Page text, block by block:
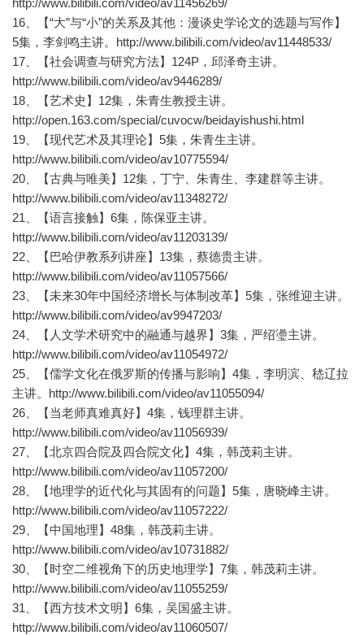
http://www.bilibili.com/video/av11456269/
16、【“大”与“小”的关系及其他：漫谈史学论文的选题与写作】
5集，李剑鸣主讲。http://www.bilibili.com/video/av11448533/
17、【社会调查与研究方法】124P，邱泽奇主讲。
http://www.bilibili.com/video/av9446289/
18、【艺术史】12集，朱青生教授主讲。
http://open.163.com/special/cuvocw/beidayishushi.html
19、【现代艺术及其理论】5集，朱青生主讲。
http://www.bilibili.com/video/av10775594/
20、【古典与唯美】12集，丁宁、朱青生、李建群等主讲。
http://www.bilibili.com/video/av11348272/
21、【语言接触】6集，陈保亚主讲。
http://www.bilibili.com/video/av11203139/
22、【巴哈伊教系列讲座】13集，蔡德贵主讲。
http://www.bilibili.com/video/av11057566/
23、【未来30年中国经济增长与体制改革】5集，张维迎主讲。
http://www.bilibili.com/video/av9947203/
24、【人文学术研究中的融通与越界】3集，严绍璗主讲。
http://www.bilibili.com/video/av11054972/
25、【儒学文化在俄罗斯的传播与影响】4集，李明滨、嵇辽拉
主讲。http://www.bilibili.com/video/av11055094/
26、【当老师真难真好】4集，钱理群主讲。
http://www.bilibili.com/video/av11056939/
27、【北京四合院及四合院文化】4集，韩茂莉主讲。
http://www.bilibili.com/video/av11057200/
28、【地理学的近代化与其固有的问题】5集，唐晓峰主讲。
http://www.bilibili.com/video/av11057222/
29、【中国地理】48集，韩茂莉主讲。
http://www.bilibili.com/video/av10731882/
30、【时空二维视角下的历史地理学】7集，韩茂莉主讲。
http://www.bilibili.com/video/av11055259/
31、【西方技术文明】6集，吴国盛主讲。
http://www.bilibili.com/video/av11060507/